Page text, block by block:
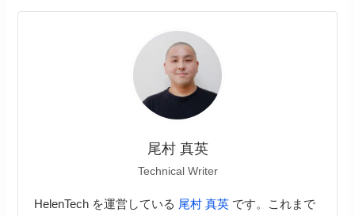
尾村 真英
Technical Writer
HelenTech を運営している 尾村 真英です。これまで